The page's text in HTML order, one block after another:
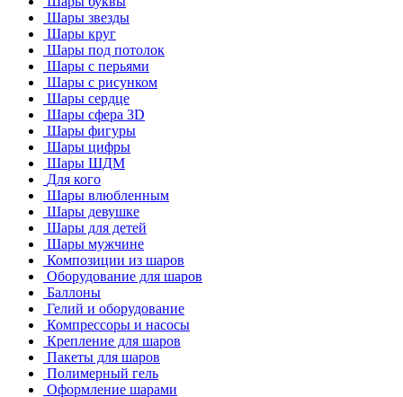
Шары звезды
Шары круг
Шары под потолок
Шары с перьями
Шары с рисунком
Шары сердце
Шары сфера 3D
Шары фигуры
Шары цифры
Шары ШДМ
Для кого
Шары влюбленным
Шары девушке
Шары для детей
Шары мужчине
Композиции из шаров
Оборудование для шаров
Баллоны
Гелий и оборудование
Компрессоры и насосы
Крепление для шаров
Пакеты для шаров
Полимерный гель
Оформление шарами